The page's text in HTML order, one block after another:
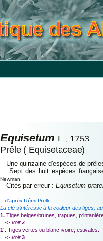
Equisetum L., 1753
Prêle ( Equisetaceae)
Une quinzaine d'espèces de
Sept des huit espèces
Newman.
Cités par erreur :Equisetum
d’après Rémi Prelli
La clé s’intéresse à la couleur des tiges,
1. Tiges beiges/brunes, trapues,
-> Voir 2
1'. Tiges vertes ou blanc-ivoire, estivales.
-> Voir 3